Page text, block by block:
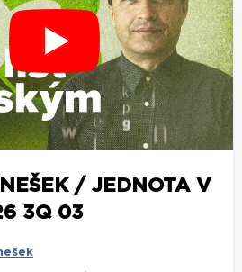
/ JEDNOTA V
3Q 03